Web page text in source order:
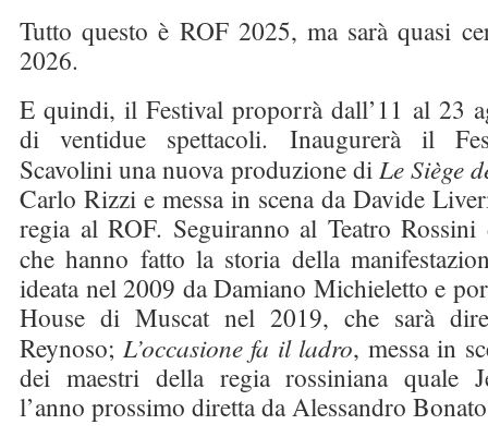
Tutto questo è ROF 2025, ma sarà quasi
2026.
E quindi, il Festival proporrà dall’11 al 23
di ventidue spettacoli. Inaugurerà il
Scavolini una nuova produzione di Le Siège
Carlo Rizzi e messa in scena da Davide
regia al ROF. Seguiranno al Teatro
che hanno fatto la storia della
ideata nel 2009 da Damiano Michieletto e
House di Muscat nel 2019, che sarà
Reynoso; L’occasione fa il ladro, messa in
dei maestri della regia rossiniana quale
l’anno prossimo diretta da Alessandro